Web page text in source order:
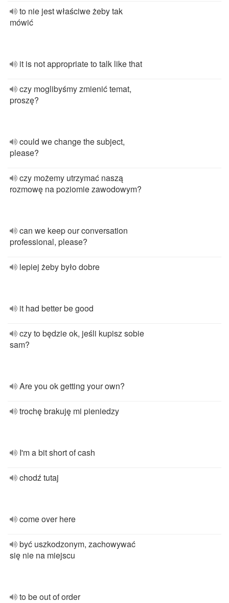
to nie jest właściwe żeby tak
mówić
it is not appropriate to talk like that
czy moglibyśmy zmienić temat,
proszę?
could we change the subject,
please?
czy możemy utrzymać naszą
rozmowę na poziomie zawodowym?
can we keep our conversation
professional, please?
lepiej żeby było dobre
it had better be good
czy to będzie ok, jeśli kupisz sobie
sam?
Are you ok getting your own?
trochę brakuję mi pieniedzy
I'm a bit short of cash
chodź tutaj
come over here
być uszkodzonym, zachowywać
się nie na miejscu
to be out of order